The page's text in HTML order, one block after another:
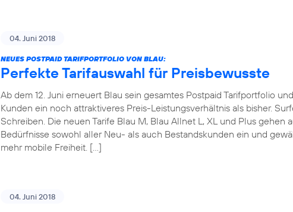
04. Juni 2018
NEUES POSTPAID TARIFPORTFOLIO VON BLAU:
Perfekte Tarifauswahl für Preisbewusste
Ab dem 12. Juni erneuert Blau sein gesamtes Postpaid Tarifportfolio
Kunden ein noch attraktiveres Preis-Leistungsverhältnis als bisher.
Schreiben. Die neuen Tarife Blau M, Blau Allnet L, XL und Plus gehen
Bedürfnisse sowohl aller Neu- als auch Bestandskunden ein und
mehr mobile Freiheit. […]
04. Juni 2018